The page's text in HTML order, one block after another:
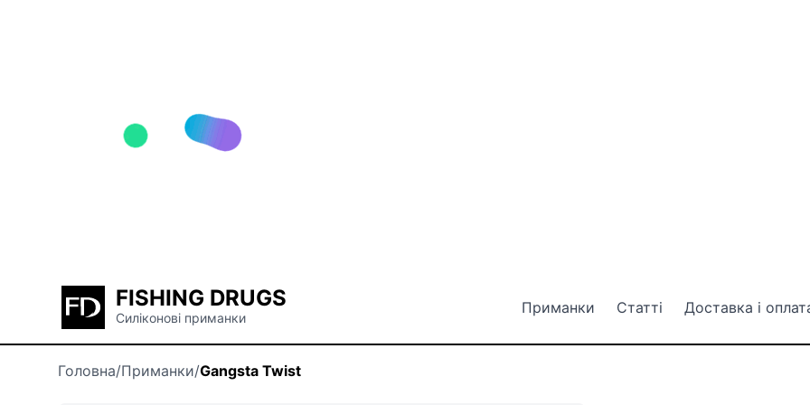
FISHING DRUGS
Силіконові приманки
Приманки Статті Доставка і
Головна/Приманки/Gangsta Twist